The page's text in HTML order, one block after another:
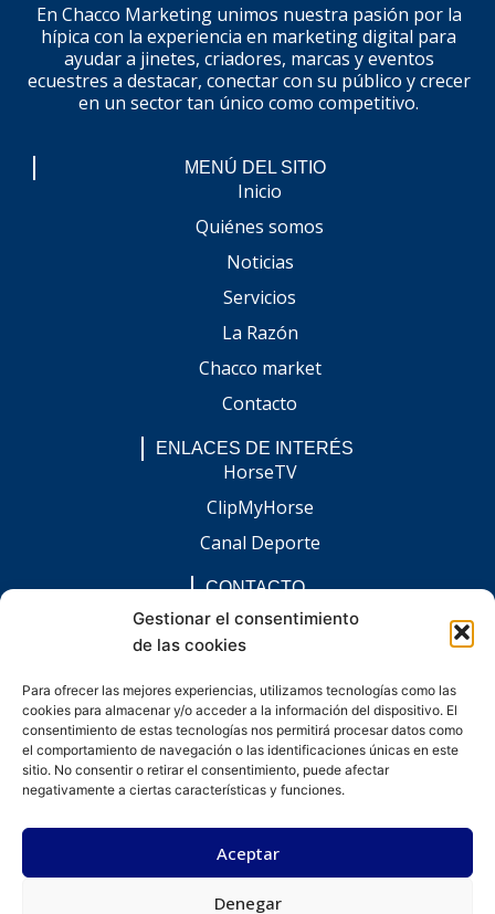
Gestionar el consentimiento
de las cookies
Para ofrecer las mejores experiencias, utilizamos tecnologías como las
cookies para almacenar y/o acceder a la información del dispositivo. El
consentimiento de estas tecnologías nos permitirá procesar datos como
el comportamiento de navegación o las identificaciones únicas en este
sitio. No consentir o retirar el consentimiento, puede afectar
negativamente a ciertas características y funciones.
Aceptar
Denegar
En Chacco Marketing unimos nuestra pasión por la
hípica con la experiencia en marketing digital para
ayudar a jinetes, criadores, marcas y eventos
ecuestres a destacar, conectar con su público y crecer
en un sector tan único como competitivo.
MENÚ DEL SITIO
Inicio
Quiénes somos
Noticias
Servicios
La Razón
Chacco market
Contacto
ENLACES DE INTERÉS
HorseTV
ClipMyHorse
Canal Deporte
CONTACTO
comunicacion@chaccoinfo.com
Presentes en todo el ámbito nacional
F
a
c
e
b
o
I
n
s
t
a
g
L
i
n
k
e
d
i
n
E
n
v
e
l
o
W
h
a
t
s
Desarrollado por kitdigital.dev